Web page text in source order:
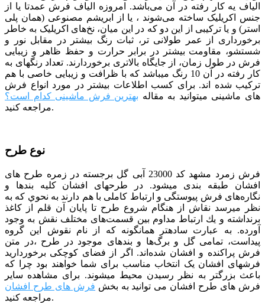
الیاف یه کار رفته در آن می‌باشد. امروزه الیاف فرش عمدتا یا از
جنس اکریلیک ساخته می‌شوند ، یا از ابریشم مصنوعی (همان پلی
استر) و یا ترکیبی از این دو که در این میان، نخ‌های اکریلیک به خاطر
برخورداری از عمر طولانی تر، ثبات رنگ بیشتر در مقابل نور و
شستشو، مقاومت بیشتر در برابر حرارت و حفظ ظاهر و زیبایی
فرش در طول زمان، از جایگاه بالاتری برخوردارند. تعداد رنگ­­های به
کار رفته در آن 10 رنگ می­باشد که با ظرافت و زیبایی خاصی با هم
ترکیب شده­ اند. برای کسب اطلاعات بیشتر در مورد انواع فرش
های ماشینی میتوانید به مقاله بهترین فرش ماشینی کدام است؟
مراجعه کنید.
نوع طرح
فرش زمرد مشهد کد 23000 آبی گل
برجسته در زمره طرح های
افشان طبقه بندی می­شود. در طرح­های افشان كليه بندها و
نگاره‌های فرش پيوستگی و ارتباط كاملی با هم دارند به نحوي كه به
نظر مي­رسد نقاش از هنگام شروع طرح تا پايان آن قلم از كاغذ
برنداشته و يك ارتباط مداوم بين قسمت‌های مختلف نقش به وجود
آورده. به عبارت ساده­تر همان­گونه كه از نام نقوش اين گروه
پيداست، تمامی گل و برگ‌ها و بندهای موجود در طرح ،در متن
فرش پراكنده و افشان شده‌اند. اگر از فضای کوچکی برخوردارید
فرش­های افشان یک انتخاب مناسب برای شما خواهند بود چرا که
باعث بزرگ­تر به نظر رسیدن محیط می­شوند. برای مشاهده سایر
فرش های طرح افشان می توانید به بخش فرش های طرح افشان
مراجعه کنید.